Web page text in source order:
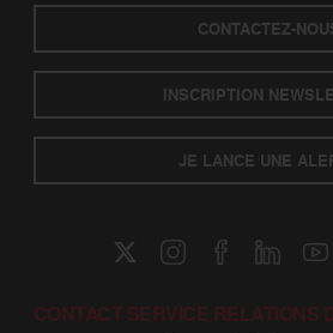
CONTACTEZ-
INSCRIPTION
JE LANCE UNE
CONTACT SERVICE RELATIONS